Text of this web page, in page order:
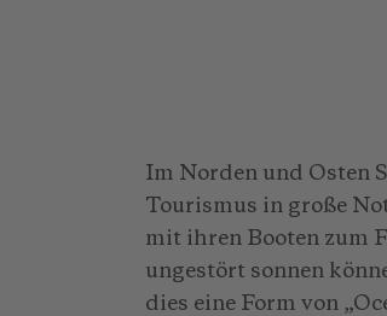
Im Norden und Osten
Tourismus in große
mit ihren Booten zum
ungestört sonnen
dies eine Form von